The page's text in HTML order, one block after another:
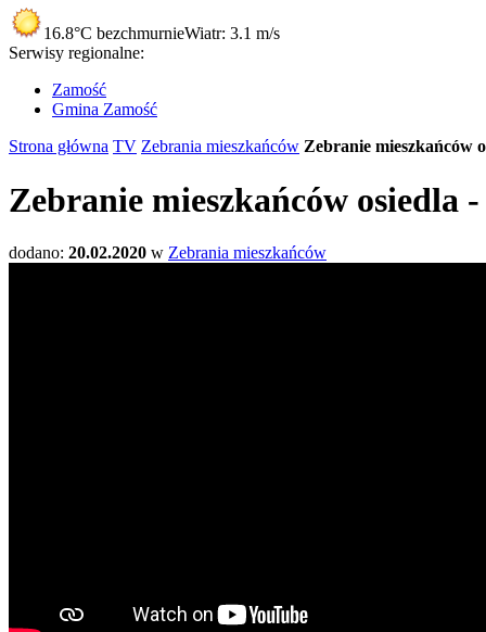
16.8°C bezchmurnieWiatr: 3.1 m/s
Serwisy regionalne:
Zamość
Gmina Zamość
Strona główna TV Zebrania mieszkańców Zebranie mieszkańców
Zebranie mieszkańców osiedla
dodano: 20.02.2020 w Zebrania mieszkańców